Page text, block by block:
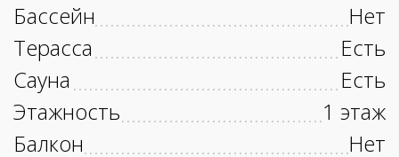
Бассейн
Нет
Терасса
Есть
Сауна
Есть
Этажность
1 этаж
Балкон
Нет